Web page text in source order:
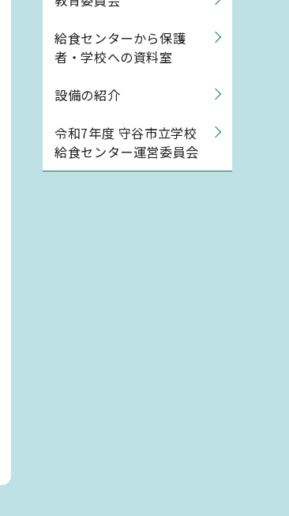
給食センターから保護
者・学校への資料室
設備の紹介
令和7年度 守谷市立学校
給食センター運営委員会